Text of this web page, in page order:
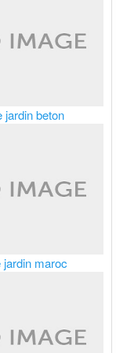
jardin beton
jardin maroc